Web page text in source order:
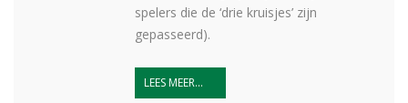
spelers die de ‘drie kruisjes’ zijn
gepasseerd).
LEES MEER...